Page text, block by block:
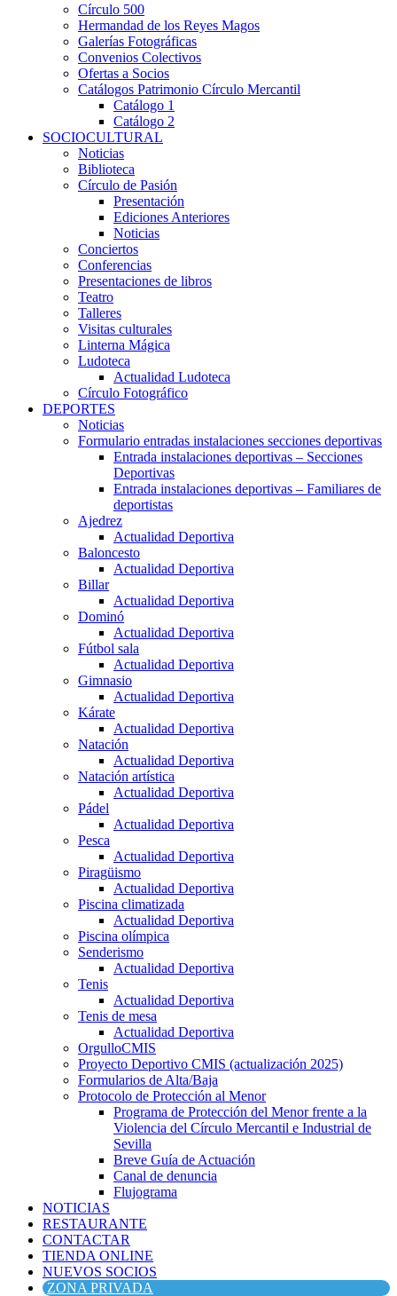
Círculo 500
Hermandad de los Reyes Magos
Galerías Fotográficas
Convenios Colectivos
Ofertas a Socios
Catálogos Patrimonio Círculo Mercantil
Catálogo 1
Catálogo 2
SOCIOCULTURAL
Noticias
Biblioteca
Círculo de Pasión
Presentación
Ediciones Anteriores
Noticias
Conciertos
Conferencias
Presentaciones de libros
Teatro
Talleres
Visitas culturales
Linterna Mágica
Ludoteca
Actualidad Ludoteca
Círculo Fotográfico
DEPORTES
Noticias
Formulario entradas instalaciones secciones deportivas
Entrada instalaciones deportivas – Secciones
Deportivas
Entrada instalaciones deportivas – Familiares de
deportistas
Ajedrez
Actualidad Deportiva
Baloncesto
Actualidad Deportiva
Billar
Actualidad Deportiva
Dominó
Actualidad Deportiva
Fútbol sala
Actualidad Deportiva
Gimnasio
Actualidad Deportiva
Kárate
Actualidad Deportiva
Natación
Actualidad Deportiva
Natación artística
Actualidad Deportiva
Pádel
Actualidad Deportiva
Pesca
Actualidad Deportiva
Piragüismo
Actualidad Deportiva
Piscina climatizada
Actualidad Deportiva
Piscina olímpica
Senderismo
Actualidad Deportiva
Tenis
Actualidad Deportiva
Tenis de mesa
Actualidad Deportiva
OrgulloCMIS
Proyecto Deportivo CMIS (actualización 2025)
Formularios de Alta/Baja
Protocolo de Protección al Menor
Programa de Protección del Menor frente a la
Violencia del Círculo Mercantil e Industrial de
Sevilla
Breve Guía de Actuación
Canal de denuncia
Flujograma
NOTICIAS
RESTAURANTE
CONTACTAR
TIENDA ONLINE
NUEVOS SOCIOS
ZONA PRIVADA